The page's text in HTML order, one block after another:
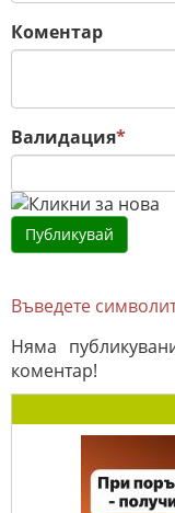
Коментар
Валидация*
Въведете
Няма
коментар!